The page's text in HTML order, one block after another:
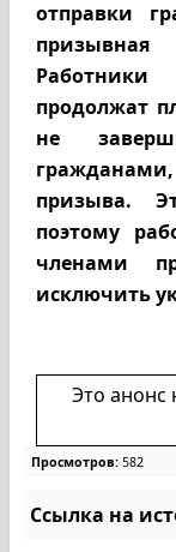
отправки
продолжат
не
призыва.
поэтому
членами
исключить
Это анонс
Просмотров: 582
Ссылка на